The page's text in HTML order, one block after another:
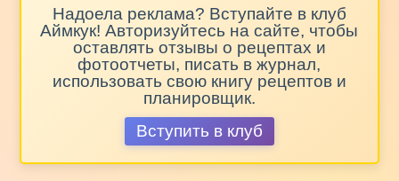
Надоела реклама? Вступайте в клуб
Аймкук! Авторизуйтесь на сайте, чтобы
оставлять отзывы о рецептах и
фотоотчеты, писать в журнал,
использовать свою книгу рецептов и
планировщик.
Вступить в клуб